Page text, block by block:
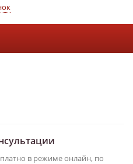
в режиме онлайн, по